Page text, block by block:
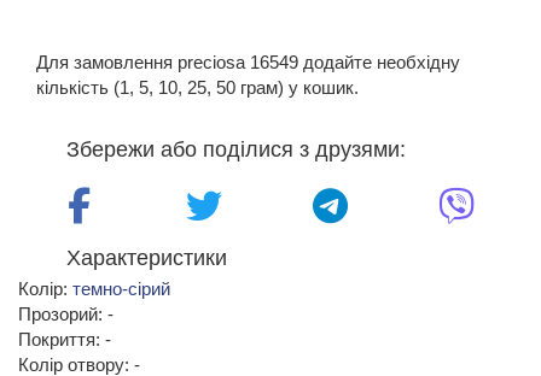
Для замовлення preciosa 16549 додайте необхідну
кількість (1, 5, 10, 25, 50 грам) у кошик.
Збережи або поділися з друзями:
Характеристики
Колір: темно-сірий
Прозорий: -
Покриття: -
Колір отвору: -